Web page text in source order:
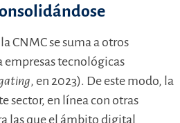
CNMC se suma a otros
tecnológicas
, en 2023). De este modo, la
sector, en línea con otras
las que el ámbito digital